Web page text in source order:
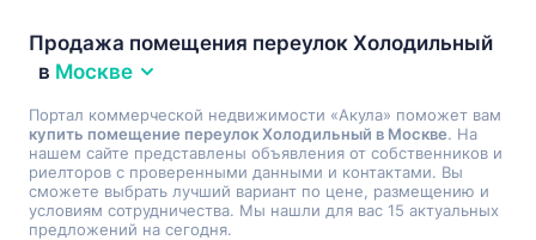
Продажа помещения переулок Холодильный
в Москве
Портал коммерческой недвижимости «Акула» поможет вам
купить помещение переулок Холодильный в Москве. На
нашем сайте представлены объявления от собственников и
риелторов с проверенными данными и контактами. Вы
сможете выбрать лучший вариант по цене, размещению и
условиям сотрудничества. Мы нашли для вас 15 актуальных
предложений на сегодня.